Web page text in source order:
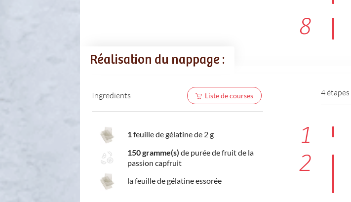
8
Réalisation du nappage :
Ingredients Liste de courses
1feuille de gélatine de 2 g
150 gramme(s) de purée de fruit de la
passion capfruit
la feuille de gélatine essorée
4 étapes
1
2